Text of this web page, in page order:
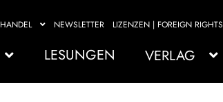
HANDEL NEWSLETTER LIZENZEN | FOREIGN RIGHTS
LESUNGEN VERLAG